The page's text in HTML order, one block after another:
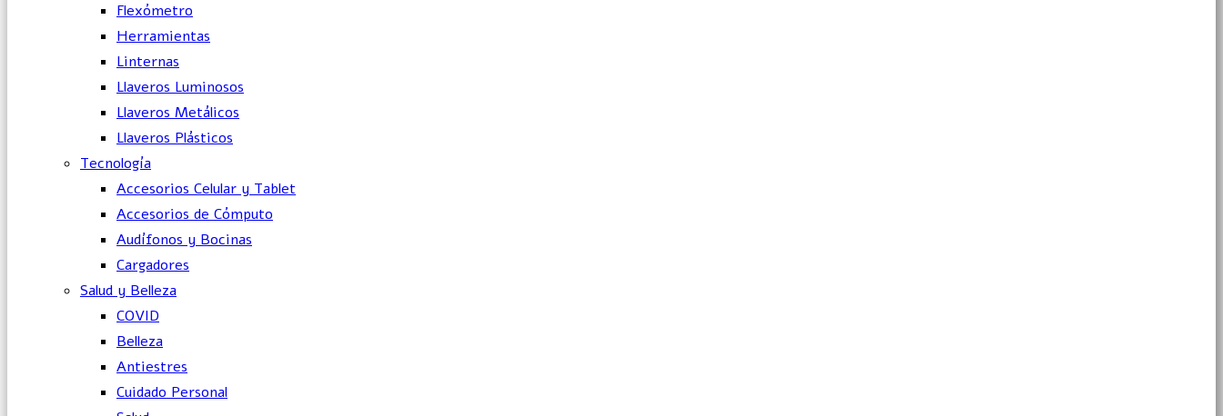
Flexómetro
Herramientas
Linternas
Llaveros Luminosos
Llaveros Metálicos
Llaveros Plásticos
Tecnología
Accesorios Celular y Tablet
Accesorios de Cómputo
Audífonos y Bocinas
Cargadores
Salud y Belleza
COVID
Belleza
Antiestres
Cuidado Personal